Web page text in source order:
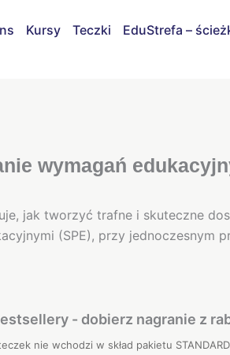
Kursy Teczki EduStrefa –
wymagań
jak tworzyć trafne i skuteczne
(SPE), przy jednoczesnym
- dobierz nagranie z
nie wchodzi w skład pakietu